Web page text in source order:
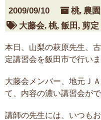
2009/09/10 桃, 農
大藤会, 桃, 飯田 , 剪定
本日、山梨の萩原先生、
定講習会を飯田市で行いま
大藤会メンバー、地元Ｊ
て、内容の濃い講習会がで
講師の先生には、いつも